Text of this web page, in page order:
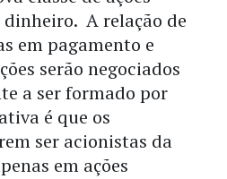
dinheiro. A relação de
em pagamento e
serão negociados
a ser formado por
é que os
ser acionistas da
em ações